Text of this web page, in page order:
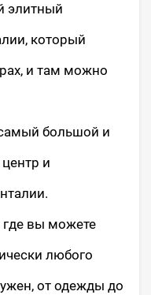
элитный
который
и там можно
большой и
и
где вы можете
любого
от одежды до